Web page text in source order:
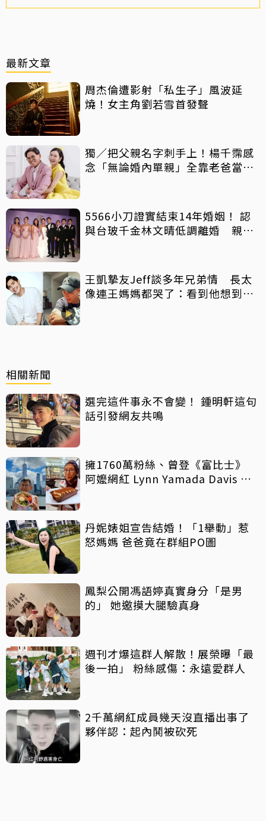
最新文章
周杰倫遭影射「私生子」風波延
燒！女主角劉若雪首發聲
獨／把父親名字刺手上！楊千霈感
念「無論婚內單親」全靠老爸當後
5566小刀證實結束14年婚姻！ 認
與台玻千金林文晴低調離婚 親發
王凱摯友Jeff談多年兄弟情 長太
像連王媽媽都哭了：看到他想到兒
相關新聞
選完這件事永不會變！ 鍾明軒這句
話引發網友共鳴
擁1760萬粉絲、曾登《富比士》
阿嬤網紅 Lynn Yamada Davis 驚
丹妮婊姐宣告結婚！「1舉動」惹
怒媽媽 爸爸竟在群組PO圖
鳳梨公開馮語婷真實身分「是男
的」 她邀摸大腿驗真身
週刊才爆這群人解散！展榮曝「最
後一拍」 粉絲感傷：永遠愛群人
2千萬網紅成員幾天沒直播出事了
夥伴認：起內鬨被砍死